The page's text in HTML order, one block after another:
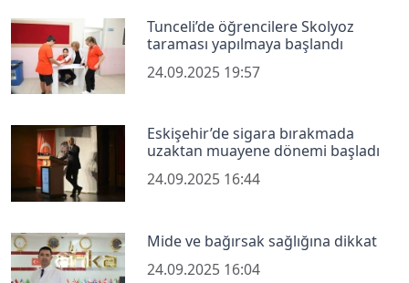
Tunceli’de öğrencilere Skolyoz
taraması yapılmaya başlandı
24.09.2025 19:57
Eskişehir’de sigara bırakmada
uzaktan muayene dönemi başladı
24.09.2025 16:44
Mide ve bağırsak sağlığına dikkat
24.09.2025 16:04